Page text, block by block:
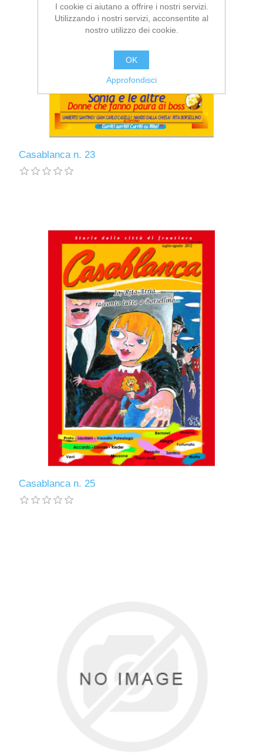
Casablanca n. 23
Casablanca n. 25
I cookie ci aiutano a offrire i nostri servizi.
Utilizzando i nostri servizi, acconsentite al
nostro utilizzo dei cookie.
OK
Approfondisci